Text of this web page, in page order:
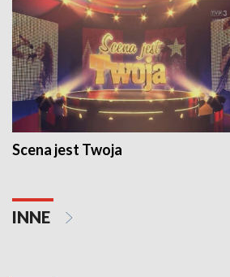
Scena jest Twoja
INNE